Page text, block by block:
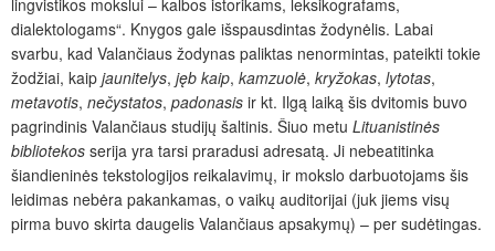
lingvistikos mokslui – kalbos istorikams, leksikografams,
dialektologams“. Knygos gale išspausdintas žodynėlis. Labai
svarbu, kad Valančiaus žodynas paliktas nenormintas, pateikti tokie
žodžiai, kaip jaunitelys, jęb kaip, kamzuolė, kryžokas, lytotas,
metavotis, nečystatos, padonasis ir kt. Ilgą laiką šis dvitomis buvo
pagrindinis Valančiaus studijų šaltinis. Šiuo metu Lituanistinės
bibliotekos serija yra tarsi praradusi adresatą. Ji nebeatitinka
šiandieninės tekstologijos reikalavimų, ir mokslo darbuotojams šis
leidimas nebėra pakankamas, o vaikų auditorijai (juk jiems visų
pirma buvo skirta daugelis Valančiaus apsakymų) – per sudėtingas.